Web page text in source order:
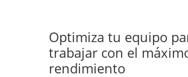
Optimiza tu equipo
trabajar con el
rendimiento